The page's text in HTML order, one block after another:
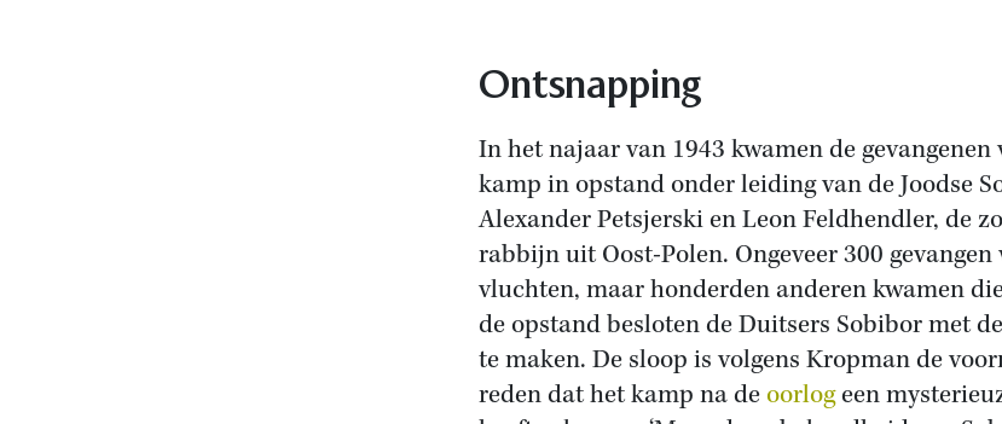
Ontsnapping
In het najaar van 1943 kwamen de gevangenen
kamp in opstand onder leiding van de Joodse
Alexander Petsjerski en Leon Feldhendler, de
rabbijn uit Oost-Polen. Ongeveer 300 gevangen
vluchten, maar honderden anderen kwamen
de opstand besloten de Duitsers Sobibor met
te maken. De sloop is volgens Kropman de
reden dat het kamp na deoorlogeen